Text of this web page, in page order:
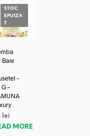
STOC
EPUIZA
T
Baie
–
–
lei
MORE